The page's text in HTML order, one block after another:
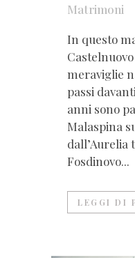
Matrimoni
In questo
meraviglie
passi
anni sono
Malaspina
dall’Aurelia
Fosdinovo...
LEGGI DI